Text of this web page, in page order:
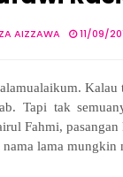
AIZZAWA 11/09/
Kalau
Tapi tak
Fahmi,
nama lama mungkin